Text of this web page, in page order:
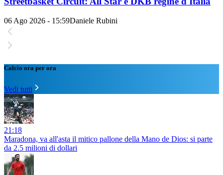
06 Ago 2026 - 15:59Daniele Rubini
Calcio ora per ora
Vedi tutti
21:18
Maradona, va all'asta il mitico pallone della Mano de Dios: si parte
da 2.5 milioni di dollari